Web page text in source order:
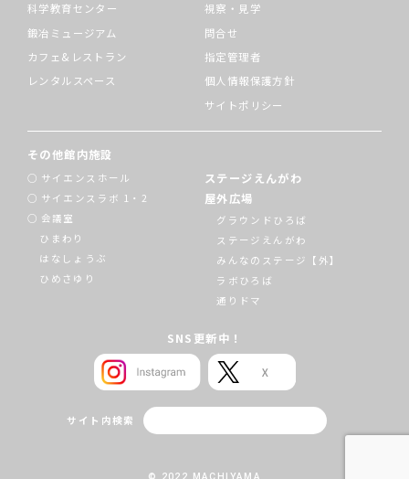
科学教育センター
鍛冶ミュージアム
カフェ&レストラン
レンタルスペース
視察・見学
問合せ
指定管理者
個人情報保護方針
サイトポリシー
その他館内施設
サイエンスホール
サイエンスラボ 1・2
会議室
ひまわり
はなしょうぶ
ひめさゆり
ステージえんがわ
屋外広場
グラウンドひろば
ステージえんがわ
みんなのステージ【外】
ラボひろば
通りドマ
SNS更新中！
サイト内検索
© 2022 MACHIYAMA